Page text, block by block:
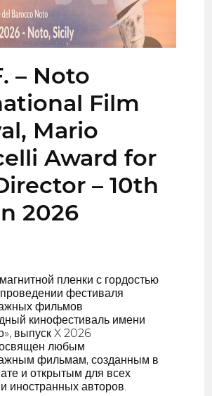
– Noto
Film
Mario
Award for
– 10th
2026
пленки с гордостью
фестиваля
фильмов
кинофестиваль имени
выпуск X 2026
любым
фильмам, созданным в
и открытым для всех
иностранных авторов.